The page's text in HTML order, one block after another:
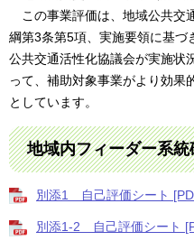
この事業評価は、地域公共交
綱第3条第5項、実施要領に基づ
公共交通活性化協議会が実施状
って、補助対象事業がより効果
としています。
地域内フィーダー系
別添1 自己評価シート
別添1-2 自己評価シート